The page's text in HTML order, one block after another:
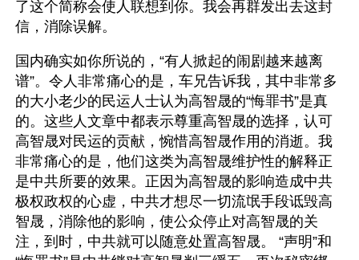
了这个简称会使人联想到你。我会再群发出去这封
信，消除误解。
国内确实如你所说的，“有人掀起的闹剧越来越离
谱”。令人非常痛心的是，车兄告诉我，其中非常多
的大小老少的民运人士认为高智晟的“悔罪书”是真
的。这些人文章中都表示尊重高智晟的选择，认可
高智晟对民运的贡献，惋惜高智晟作用的消逝。我
非常痛心的是，他们这类为高智晟维护性的解释正
是中共所要的效果。正因为高智晟的影响造成中共
极权政权的心虚，中共才想尽一切流氓手段诋毁高
智晟，消除他的影响，使公众停止对高智晟的关
注，到时，中共就可以随意处置高智晟。 “声明”和